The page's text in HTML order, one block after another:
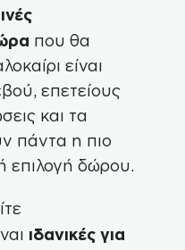
που θα
είναι
επετείους
και τα
πάντα η πιο
επιλογή δώρου.
ιδανικές για